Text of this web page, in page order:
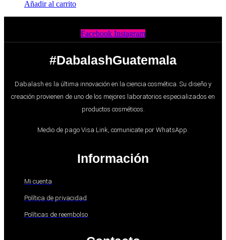
Añadir al carrito
Facebook Instagram
#DabalashGuatemala
Dabalash es la última innovación en la ciencia cosmética. Su diseño y
creación provienen de uno de los mejores laboratorios especializados en
productos cosméticos.
Medio de pago Visa Link, comunicate por WhatsApp.
Información
Mi cuenta
Política de privacidad
Políticas de reembolso